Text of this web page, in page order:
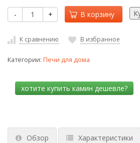
- + В корзину
К сравнению В избранное
Категории: Печи для дома
Обзор Характеристики